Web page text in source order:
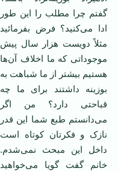
گفتم چرا مطلب را این طور
ادا می‌کنید؟ فرض بفرمائید
مثلاً دویست هزار سال پیش
موجوداتی که ما اخلاف آن‌ها
هستیم بیشتر از ما شباهت به
بوزینه داشتند برای ما چه
قباحتی دارد؟ من اگر
می‌دانستم طبع شما این قدر
نازک و فکرتان کوتاه است
داخل این مبحث نمی‌شدم.
خانم گفت گویا می‌خواهید